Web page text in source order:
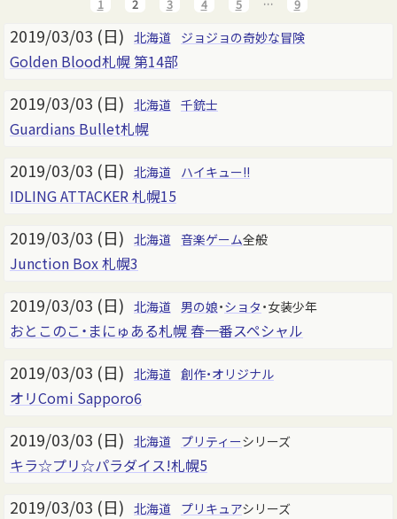
1 2 3 4 5 … 9
2019/03/03 (日) 北海道 ジョジョの奇妙な冒険
Golden Blood札幌 第14部
2019/03/03 (日) 北海道 千銃士
Guardians Bullet札幌
2019/03/03 (日) 北海道 ハイキュー!!
IDLING ATTACKER 札幌15
2019/03/03 (日) 北海道 音楽ゲーム全般
Junction Box 札幌3
2019/03/03 (日) 北海道 男の娘・ショタ ・女装少年
おとこのこ・まにゅある札幌 春一番スペシャル
2019/03/03 (日) 北海道 創作・オリジナル
オリComi Sapporo6
2019/03/03 (日) 北海道 プリティーシリーズ
キラ☆プリ☆パラダイス!札幌5
2019/03/03 (日) 北海道 プリキュアシリーズ